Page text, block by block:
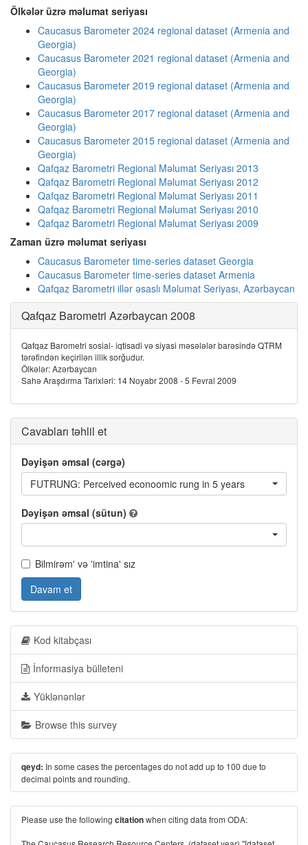
Ölkələr üzrə məlumat seriyası
Caucasus Barometer 2024 regional dataset (Armenia and
Georgia)
Caucasus Barometer 2021 regional dataset (Armenia and
Georgia)
Caucasus Barometer 2019 regional dataset (Armenia and
Georgia)
Caucasus Barometer 2017 regional dataset (Armenia and
Georgia)
Caucasus Barometer 2015 regional dataset (Armenia and
Georgia)
Qafqaz Barometri Regional Məlumat Seriyası 2013
Qafqaz Barometri Regional Məlumat Seriyası 2012
Qafqaz Barometri Regional Məlumat Seriyası 2011
Qafqaz Barometri Regional Məlumat Seriyası 2010
Qafqaz Barometri Regional Məlumat Seriyası 2009
Zaman üzrə məlumat seriyası
Caucasus Barometer time-series dataset Georgia
Caucasus Barometer time-series dataset Armenia
Qafqaz Barometri illər əsaslı Məlumat Seriyası, Azərbaycan
Qafqaz Barometri Azərbaycan 2008
Qafqaz Barometri sosial- iqtisadi və siyasi məsələlər barəsində QTRM
tərəfindən keçirilən illik sorğudur.
Ölkələr: Azərbaycan
Sahə Araşdırma Tarixləri: 14 Noyabr 2008 - 5 Fevral 2009
Cavabları təhlil et
Dəyişən əmsal (cərgə)
FUTRUNG: Perceived econoomic rung in 5 years
Dəyişən əmsal (sütun)
Bilmirəm' və 'imtina' sız
Davam et
Kod kitabçası
İnformasiya bülleteni
Yüklənənlər
Browse this survey
qeyd: In some cases the percentages do not add up to 100 due to
decimal points and rounding.
Please use the following citationwhen citing data from ODA: